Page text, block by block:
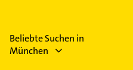
Beliebte Suchen in
München